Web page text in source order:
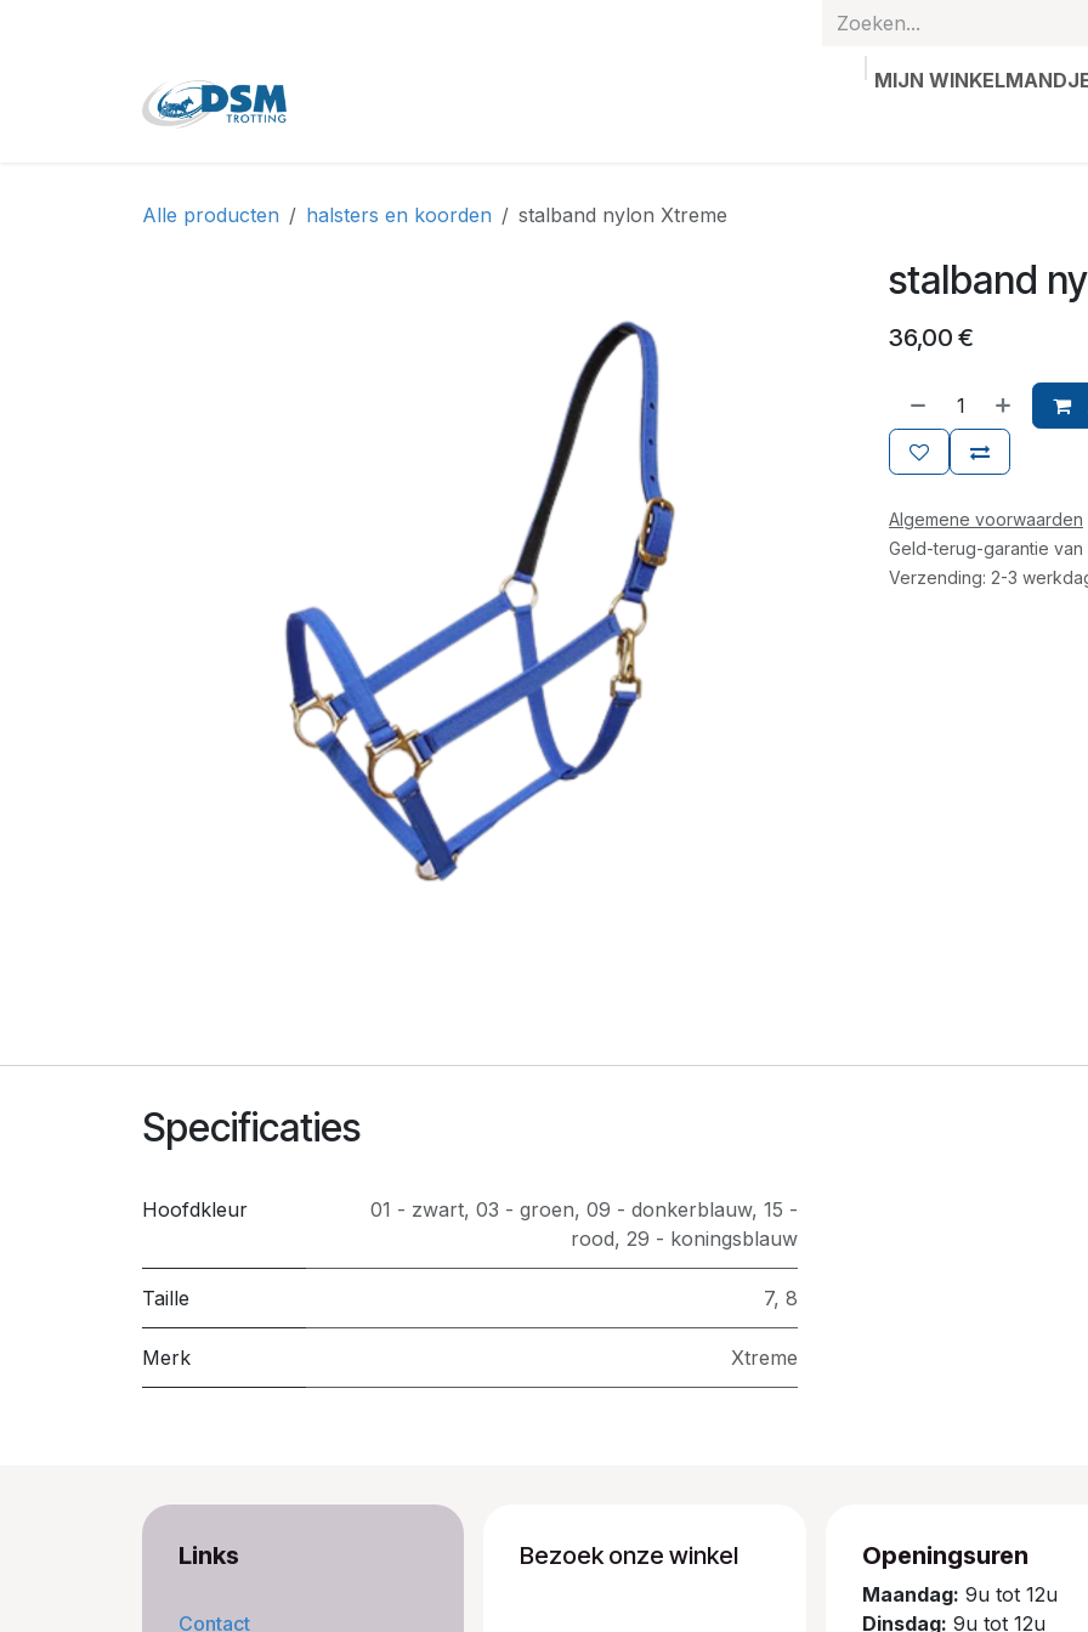
MIJN
Alle producten halsters en koorden stalband nylon Xtreme
stalband
36,00 €
Algemene voorwaarden
Geld-terug-garantie van
Verzending: 2-3
Specificaties
Hoofdkleur 01 - zwart, 03 - groen, 09 - donkerblauw, 15 -
rood, 29 - koningsblauw
Taille 7, 8
Merk Xtreme
Links
Contact
Bezoek onze winkel Openingsuren
Maandag: 9u tot 12u
Dinsdag: 9u tot 12u